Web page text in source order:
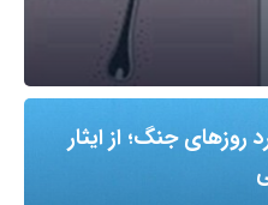
روزهای جنگ؛ از ایثار